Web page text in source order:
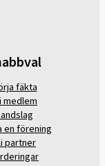
fäkta
medlem
en förening
partner